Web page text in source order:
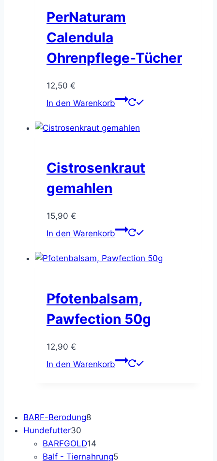
PerNaturam
Calendula
Ohrenpflege-Tücher
12,50 €
In den Warenkorb
Cistrosenkraut
gemahlen
15,90 €
In den Warenkorb
Pfotenbalsam,
Pawfection 50g
12,90 €
In den Warenkorb
BARF-Berodung88
Hundefutter30
Produkte
BARFGOLD14
Produkte
Balf - Tiernahrung55